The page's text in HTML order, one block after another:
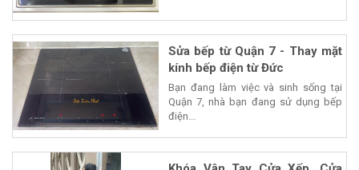
Sửa bếp từ Quận 7 - Thay mặt
kính bếp điện từ Đức
Bạn đang làm việc và sinh sống tại
Quận 7, nhà bạn đang sử dụng bếp
điện...